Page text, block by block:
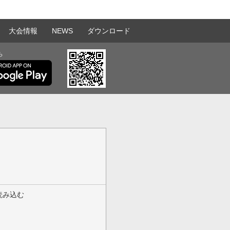
大会情報 NEWS ダウンロード
み込む